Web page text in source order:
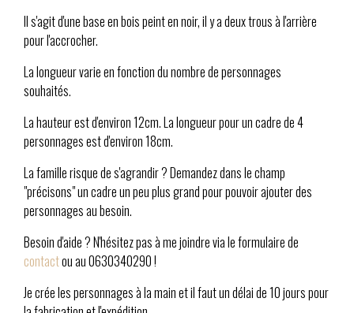
Il s'agit d'une base en bois peint en noir, il y a deux trous à l'arrière
pour l'accrocher.
La longueur varie en fonction du nombre de personnages
souhaités.
La hauteur est d'environ 12cm. La longueur pour un cadre de 4
personnages est d'environ 18cm.
La famille risque de s'agrandir ? Demandez dans le champ
"précisons" un cadre un peu plus grand pour pouvoir ajouter des
personnages au besoin.
Besoin d'aide ? N'hésitez pas à me joindre via le formulaire de
contactou au 0630340290 !
Je crée les personnages à la main et il faut un délai de 10 jours pour